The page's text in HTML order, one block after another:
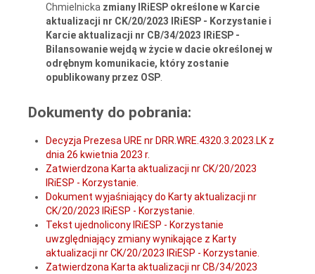
Chmielnicka zmiany IRiESP określone w Karcie
aktualizacji nr CK/20/2023 IRiESP - Korzystanie i
Karcie aktualizacji nr CB/34/2023 IRiESP -
Bilansowaniewejdą w życie w dacie określonej w
odrębnym komunikacie, który zostanie
opublikowany przez OSP
Dokumenty do pobrania:
Decyzja Prezesa URE nr DRR.WRE.4320.3.2023.LK z
dnia 26 kwietnia 2023 r.
Zatwierdzona Karta aktualizacji nr CK/20/2023
IRiESP - Korzystanie.
Dokument wyjaśniający do Karty aktualizacji nr
CK/20/2023 IRiESP - Korzystanie.
Tekst ujednolicony IRiESP - Korzystanie
uwzględniający zmiany wynikające z Karty
aktualizacji nr CK/20/2023 IRiESP - Korzystanie.
Zatwierdzona Karta aktualizacji nr CB/34/2023